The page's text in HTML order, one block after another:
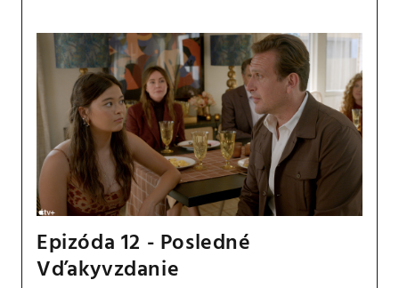
Epizóda 12 - Posledné
Vďakyvzdanie